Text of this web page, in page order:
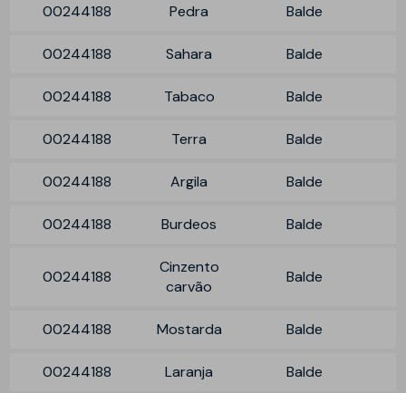
00244188 Pedra Balde
00244188 Sahara Balde
00244188 Tabaco Balde
00244188 Terra Balde
00244188 Argila Balde
00244188 Burdeos Balde
00244188
Cinzento
carvão
Balde
00244188 Mostarda Balde
00244188 Laranja Balde